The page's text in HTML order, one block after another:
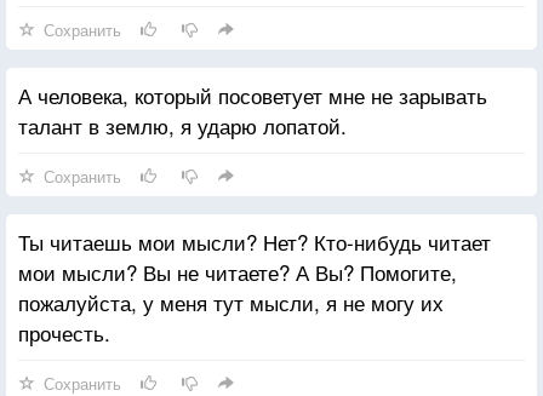
Сохранить
А человека, который посоветует мне не зарывать
талант в землю, я ударю лопатой.
Сохранить
Ты читаешь мои мысли? Нет? Кто-нибудь читает
мои мысли? Вы не читаете? А Вы? Помогите,
пожалуйста, у меня тут мысли, я не могу их
прочесть.
Сохранить